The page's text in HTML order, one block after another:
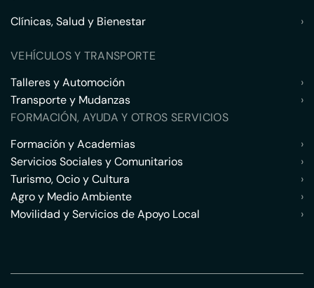
Clínicas, Salud y Bienestar
›
VEHÍCULOS Y TRANSPORTE
Talleres y Automoción
›
Transporte y Mudanzas
›
FORMACIÓN, AYUDA Y OTROS SERVICIOS
Formación y Academias
›
Servicios Sociales y Comunitarios
›
Turismo, Ocio y Cultura
›
Agro y Medio Ambiente
›
Movilidad y Servicios de Apoyo Local
›